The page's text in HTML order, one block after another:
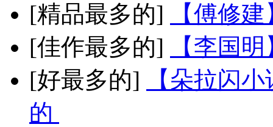
[精品最多的]
【傅修
[佳作最多的]
【李国
[好最多的]
【朵拉闪
的